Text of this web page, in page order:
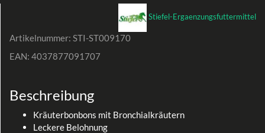
Stiefel-Ergaenzungsfuttermittel
Artikelnummer: STI-ST009170
EAN: 4037877091707
Beschreibung
Kräuterbonbons mit Bronchialkräutern
Leckere Belohnung